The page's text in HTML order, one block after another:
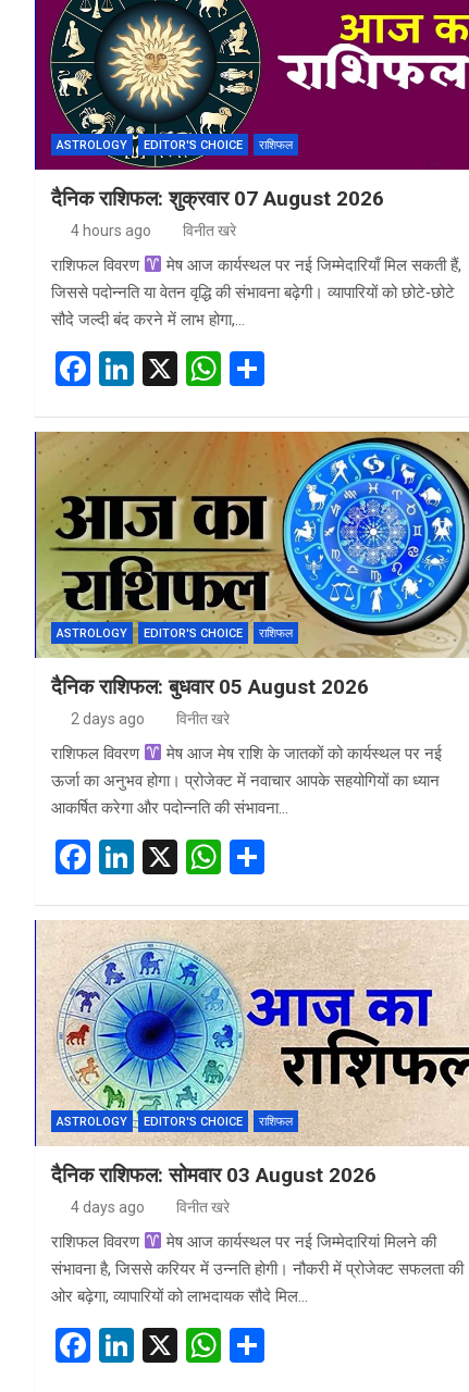
ASTROLOGY EDITOR'S CHOICE राशिफल
दैनिक राशिफल: शुक्रवार 07 August 2026
4 hours ago विनीत खरे
राशिफल विवरण
मेष आज कार्यस्थल पर नई जिम्मेदारियाँ मिल सकती हैं,
जिससे पदोन्नति या वेतन वृद्धि की संभावना बढ़ेगी। व्यापारियों को छोटे‑छोटे
सौदे जल्दी बंद करने में लाभ होगा,…
F
ce
b
o
o
k
Li
ke
dI
n
X
W
at
s
A
p
p
ar
e
ASTROLOGY EDITOR'S CHOICE राशिफल
दैनिक राशिफल: बुधवार 05 August 2026
2 days ago विनीत खरे
राशिफल विवरण
मेष आज मेष राशि के जातकों को कार्यस्थल पर नई
ऊर्जा का अनुभव होगा। प्रोजेक्ट में नवाचार आपके सहयोगियों का ध्यान
आकर्षित करेगा और पदोन्नति की संभावना…
F
ce
b
o
o
k
Li
ke
dI
n
X
W
at
s
A
p
p
ar
e
ASTROLOGY EDITOR'S CHOICE राशिफल
दैनिक राशिफल: सोमवार 03 August 2026
4 days ago विनीत खरे
राशिफल विवरण
मेष आज कार्यस्थल पर नई जिम्मेदारियां मिलने की
संभावना है, जिससे करियर में उन्नति होगी। नौकरी में प्रोजेक्ट सफलता की
ओर बढ़ेगा, व्यापारियों को लाभदायक सौदे मिल…
F
Li
X
W